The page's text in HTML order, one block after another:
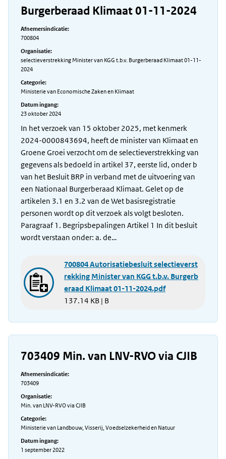
Burgerberaad Klimaat 01-11-2024
Afnemersindicatie:
700804
Organisatie:
selectieverstrekking Minister van KGG t.b.v. Burgerberaad Klimaat 01-11-
2024
Categorie:
Ministerie van Economische Zaken en Klimaat
Datum ingang:
23 oktober 2024
In het verzoek van 15 oktober 2025, met kenmerk
2024-0000843694, heeft de minister van Klimaat en
Groene Groei verzocht om de selectieverstrekking van
gegevens als bedoeld in artikel 37, eerste lid, onder b
van het Besluit BRP in verband met de uitvoering van
een Nationaal Burgerberaad Klimaat. Gelet op de
artikelen 3.1 en 3.2 van de Wet basisregistratie
personen wordt op dit verzoek als volgt besloten.
Paragraaf 1. Begripsbepalingen Artikel 1 In dit besluit
wordt verstaan onder: a. de…
700804 Autorisatiebesluit selectieverst
rekking Minister van KGG t.b.v. Burgerb
eraad Klimaat 01-11-2024.pdf
137.14 KB | B
703409 Min. van LNV-RVO via CJIB
Afnemersindicatie:
703409
Organisatie:
Min. van LNV-RVO via CJIB
Categorie:
Ministerie van Landbouw, Visserij, Voedselzekerheid en Natuur
Datum ingang:
1 september 2022